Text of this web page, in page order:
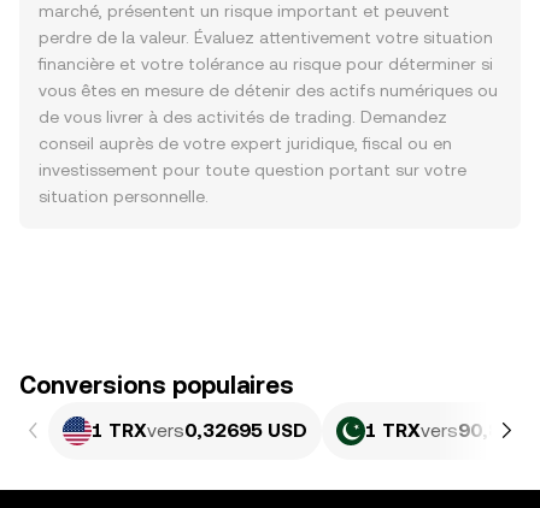
marché, présentent un risque important et peuvent
perdre de la valeur. Évaluez attentivement votre situation
financière et votre tolérance au risque pour déterminer si
vous êtes en mesure de détenir des actifs numériques ou
de vous livrer à des activités de trading. Demandez
conseil auprès de votre expert juridique, fiscal ou en
investissement pour toute question portant sur votre
situation personnelle.
Conversions populaires
1 TRXvers0,32695 USD 1 TRXvers90,81